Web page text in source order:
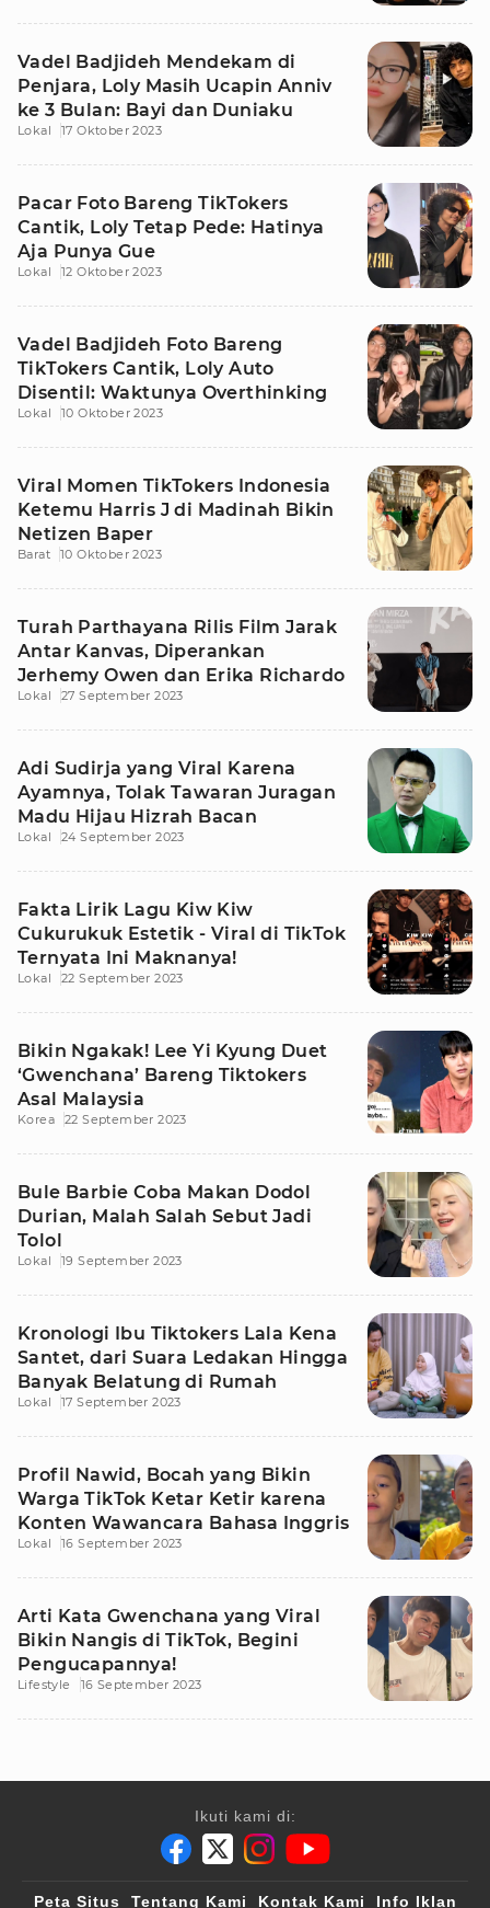
Vadel Badjideh Mendekam di
Penjara, Loly Masih Ucapin Anniv
ke 3 Bulan: Bayi dan Duniaku
Lokal 17 Oktober 2023
Pacar Foto Bareng TikTokers
Cantik, Loly Tetap Pede: Hatinya
Aja Punya Gue
Lokal 12 Oktober 2023
Vadel Badjideh Foto Bareng
TikTokers Cantik, Loly Auto
Disentil: Waktunya Overthinking
Lokal 10 Oktober 2023
Viral Momen TikTokers Indonesia
Ketemu Harris J di Madinah Bikin
Netizen Baper
Barat 10 Oktober 2023
Turah Parthayana Rilis Film Jarak
Antar Kanvas, Diperankan
Jerhemy Owen dan Erika Richardo
Lokal 27 September 2023
Adi Sudirja yang Viral Karena
Ayamnya, Tolak Tawaran Juragan
Madu Hijau Hizrah Bacan
Lokal 24 September 2023
Fakta Lirik Lagu Kiw Kiw
Cukurukuk Estetik - Viral di TikTok
Ternyata Ini Maknanya!
Lokal 22 September 2023
Bikin Ngakak! Lee Yi Kyung Duet
‘Gwenchana’ Bareng Tiktokers
Asal Malaysia
Korea 22 September 2023
Bule Barbie Coba Makan Dodol
Durian, Malah Salah Sebut Jadi
Tolol
Lokal 19 September 2023
Kronologi Ibu Tiktokers Lala Kena
Santet, dari Suara Ledakan Hingga
Banyak Belatung di Rumah
Lokal 17 September 2023
Profil Nawid, Bocah yang Bikin
Warga TikTok Ketar Ketir karena
Konten Wawancara Bahasa Inggris
Lokal 16 September 2023
Arti Kata Gwenchana yang Viral
Bikin Nangis di TikTok, Begini
Pengucapannya!
Lifestyle 16 September 2023
Ikuti kami di:
Peta Situs Tentang Kami Kontak Kami Info Iklan